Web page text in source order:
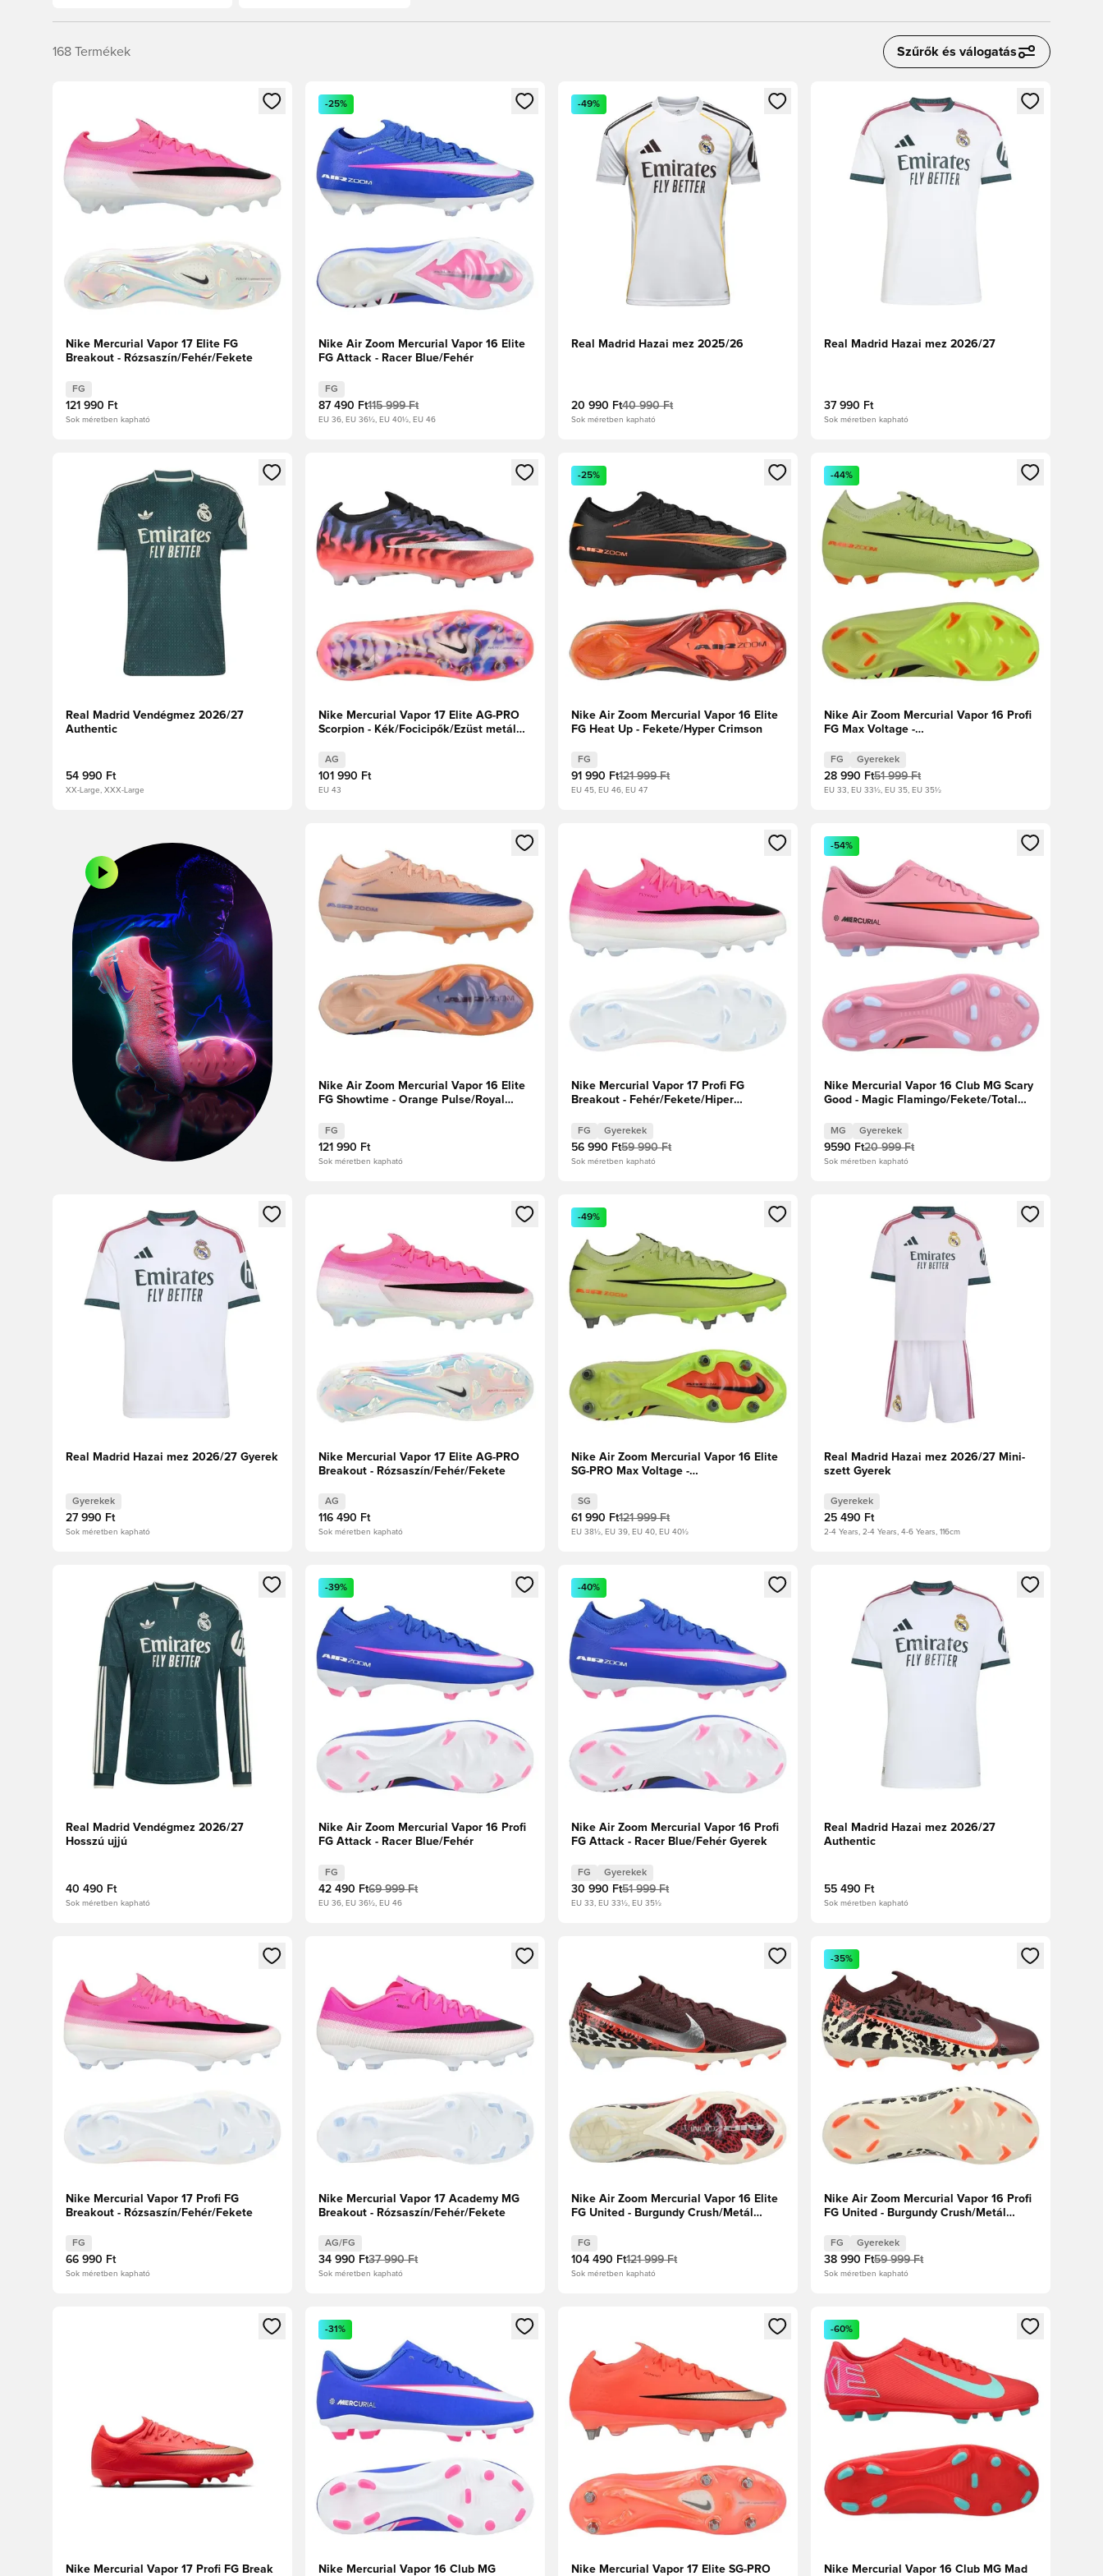
168 Termékek Szűrők és válogatás
Megnyit egy modált a bejelentkezéshez vagy a tagként való regisztrációhoz
Nike Mercurial Vapor 17 Elite FG
Breakout - Rózsaszín/Fehér/Fekete
FG
121 990 Ft
Sok méretben kapható
Megnyit egy modált a bejelentkezéshez vagy a tagként való regisztrációhoz
-25%
Nike Air Zoom Mercurial Vapor 16 Elite
FG Attack - Racer Blue/Fehér
FG
87 490 Ft115 999 Ft
EU 36, EU 36½, EU 40½, EU 46
Megnyit egy modált a bejelentkezéshez vagy a tagként való regisztrációhoz
-49%
Real Madrid Hazai mez 2025/26
20 990 Ft40 990 Ft
Sok méretben kapható
Megnyit egy modált a bejelentkezéshez vagy a
Real Madrid Hazai mez 2026/27
37 990 Ft
Sok méretben kapható
Megnyit egy modált a bejelentkezéshez vagy a tagként való regisztrációhoz
Real Madrid Vendégmez 2026/27
Authentic
54 990 Ft
XX-Large, XXX-Large
Megnyit egy modált a bejelentkezéshez vagy a tagként való regisztrációhoz
Nike Mercurial Vapor 17 Elite AG-PRO
Scorpion - Kék/Focicipők/Ezüst metál
AG
101 990 Ft
EU 43
Megnyit egy modált a bejelentkezéshez vagy a tagként való regisztrációhoz
-25%
Nike Air Zoom Mercurial Vapor 16 Elite
FG Heat Up - Fekete/Hyper Crimson
FG
91 990 Ft121 999 Ft
EU 45, EU 46, EU 47
Megnyit egy modált a bejelentkezéshez vagy a
-44%
Nike Air Zoom Mercurial Vapor 16 Profi
FG Max Voltage -
Gyerek
FG Gyerekek
28 990 Ft51 999 Ft
EU 33, EU 33½, EU 35, EU 35½
Megnyit egy modált a bejelentkezéshez vagy a tagként való regisztrációhoz
Nike Air Zoom Mercurial Vapor 16 Elite
FG Showtime - Orange Pulse/Royal
FG
121 990 Ft
Sok méretben kapható
Megnyit egy modált a bejelentkezéshez vagy a tagként való regisztrációhoz
Nike Mercurial Vapor 17 Profi FG
Breakout - Fehér/Fekete/Hiper
FG Gyerekek
56 990 Ft59 990 Ft
Sok méretben kapható
Megnyit egy modált a bejelentkezéshez vagy a
-54%
Nike Mercurial Vapor 16 Club MG Scary
Good - Magic Flamingo/Fekete/Total
MG Gyerekek
9590 Ft20 999 Ft
Sok méretben kapható
Megnyit egy modált a bejelentkezéshez vagy a tagként való regisztrációhoz
Real Madrid Hazai mez 2026/27 Gyerek
Gyerekek
27 990 Ft
Sok méretben kapható
Megnyit egy modált a bejelentkezéshez vagy a tagként való regisztrációhoz
Nike Mercurial Vapor 17 Elite AG-PRO
Breakout - Rózsaszín/Fehér/Fekete
AG
116 490 Ft
Sok méretben kapható
Megnyit egy modált a bejelentkezéshez vagy a tagként való regisztrációhoz
-49%
Nike Air Zoom Mercurial Vapor 16 Elite
SG-PRO Max Voltage -
SG
61 990 Ft121 999 Ft
EU 38½, EU 39, EU 40, EU 40½
Megnyit egy modált a bejelentkezéshez vagy a
Real Madrid Hazai mez 2026/27 Mini-
szett Gyerek
Gyerekek
25 490 Ft
2-4 Years, 2-4 Years, 4-6 Years, 116cm
Megnyit egy modált a bejelentkezéshez vagy a tagként való regisztrációhoz
Real Madrid Vendégmez 2026/27
Hosszú ujjú
40 490 Ft
Sok méretben kapható
Megnyit egy modált a bejelentkezéshez vagy a tagként való regisztrációhoz
-39%
Nike Air Zoom Mercurial Vapor 16 Profi
FG Attack - Racer Blue/Fehér
FG
42 490 Ft69 999 Ft
EU 36, EU 36½, EU 46
Megnyit egy modált a bejelentkezéshez vagy a tagként való regisztrációhoz
-40%
Nike Air Zoom Mercurial Vapor 16 Profi
FG Attack - Racer Blue/Fehér Gyerek
FG Gyerekek
30 990 Ft51 999 Ft
EU 33, EU 33½, EU 35½
Megnyit egy modált a bejelentkezéshez vagy a
Real Madrid Hazai mez 2026/27
Authentic
55 490 Ft
Sok méretben kapható
Megnyit egy modált a bejelentkezéshez vagy a tagként való regisztrációhoz
Nike Mercurial Vapor 17 Profi FG
Breakout - Rózsaszín/Fehér/Fekete
FG
66 990 Ft
Sok méretben kapható
Megnyit egy modált a bejelentkezéshez vagy a tagként való regisztrációhoz
Nike Mercurial Vapor 17 Academy MG
Breakout - Rózsaszín/Fehér/Fekete
AG/FG
34 990 Ft37 990 Ft
Sok méretben kapható
Megnyit egy modált a bejelentkezéshez vagy a tagként való regisztrációhoz
Nike Air Zoom Mercurial Vapor 16 Elite
FG United - Burgundy Crush/Metál
FG
104 490 Ft121 999 Ft
Sok méretben kapható
Megnyit egy modált a bejelentkezéshez vagy a
-35%
Nike Air Zoom Mercurial Vapor 16 Profi
FG United - Burgundy Crush/Metál
FG Gyerekek
38 990 Ft59 999 Ft
Sok méretben kapható
Megnyit egy modált a bejelentkezéshez vagy a tagként való regisztrációhoz
Nike Mercurial Vapor 17 Profi FG Break
Megnyit egy modált a bejelentkezéshez vagy a tagként való regisztrációhoz
-31%
Nike Mercurial Vapor 16 Club MG
Megnyit egy modált a bejelentkezéshez vagy a tagként való regisztrációhoz
Nike Mercurial Vapor 17 Elite SG-PRO
Megnyit egy modált a bejelentkezéshez vagy a
-60%
Nike Mercurial Vapor 16 Club MG Mad